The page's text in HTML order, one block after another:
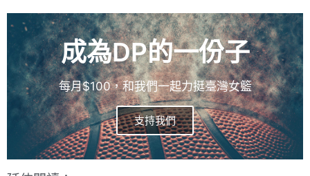
成為DP的一份子
每月$100，和我們一起力挺臺灣女籃
支持我們